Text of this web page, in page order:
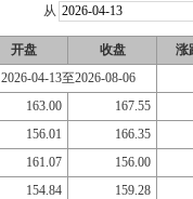
从
开盘 收盘
涨
2026-04-13至2026-08-06
163.00
167.55
156.01
166.35
161.07
156.00
154.84
159.28